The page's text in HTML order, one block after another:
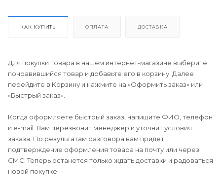
КАК КУПИТЬ ОПЛАТА ДОСТАВКА
Для покупки товара в нашем интернет-магазине выберите
понравившийся товар и добавьте его в корзину. Далее
перейдите в Корзину и нажмите на «Оформить заказ» или
«Быстрый заказ».
Когда оформляете быстрый заказ, напишите ФИО, телефон
и e-mail. Вам перезвонит менеджер и уточнит условия
заказа. По результатам разговора вам придет
подтверждение оформления товара на почту или через
СМС. Теперь останется только ждать доставки и радоваться
новой покупке.